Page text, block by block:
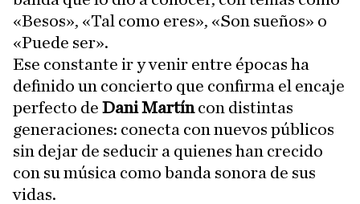
«Besos», «Tal como eres», «Son sueños» o
«Puede ser».
Ese constante ir y venir entre épocas ha
definido un concierto que confirma el encaje
perfecto de Dani Martíncon distintas
generaciones: conecta con nuevos públicos
sin dejar de seducir a quienes han crecido
con su música como banda sonora de sus
vidas.